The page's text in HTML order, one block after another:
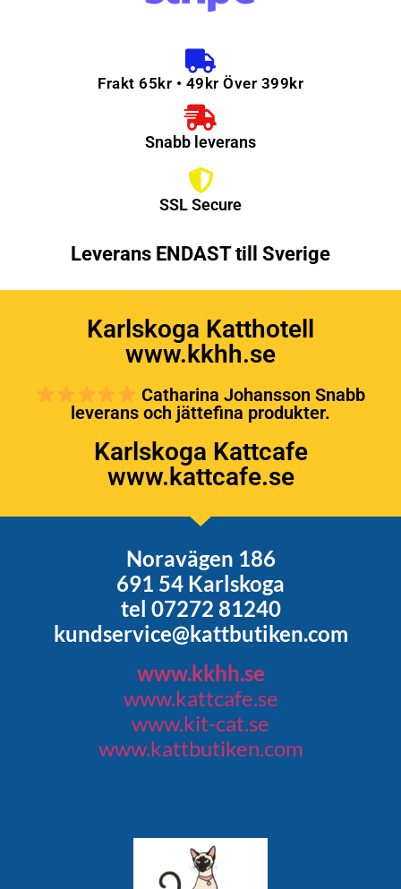
Frakt 65kr • 49kr Över 399kr
Snabb leverans
SSL Secure
Leverans ENDAST till Sverige
Karlskoga Katthotell
www.kkhh.se
Catharina Johansson Snabb
leverans och jättefina produkter.
Karlskoga Kattcafe
www.kattcafe.se
Noravägen 186
691 54 Karlskoga
tel 07272 81240
kundservice@kattbutiken.com
www.kkhh.se
www.kattcafe.se
www.kit-cat.se
www.kattbutiken.com